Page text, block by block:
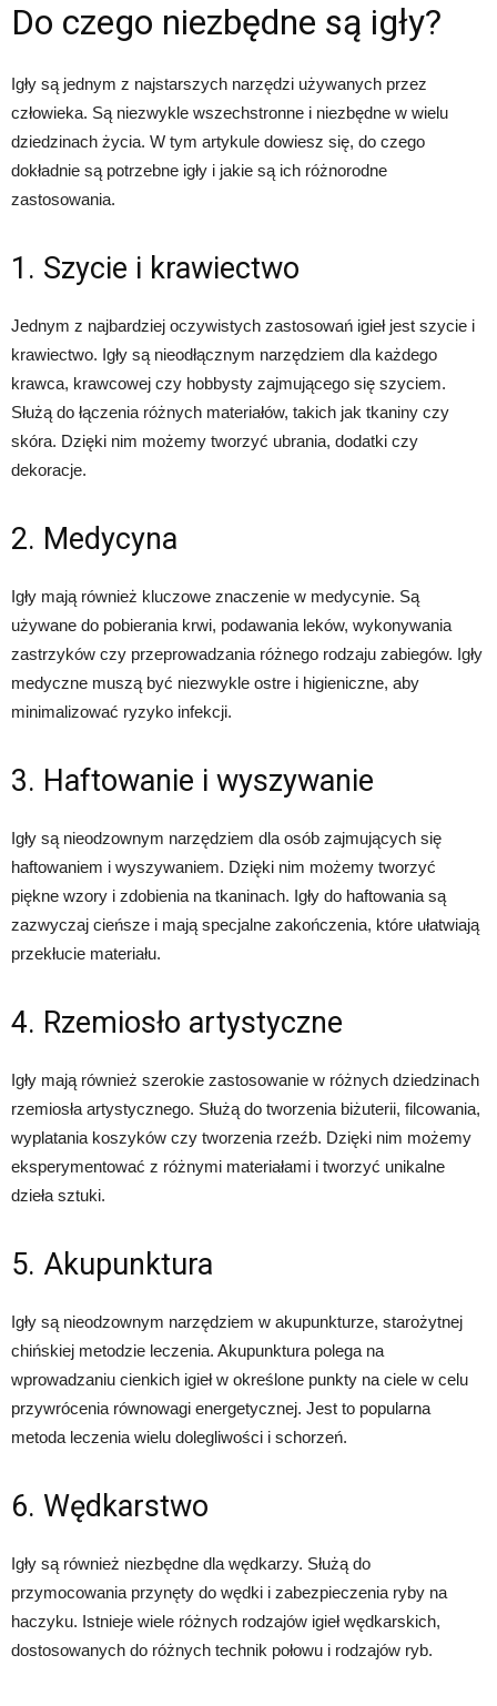
Do czego niezbędne są igły?
Igły są jednym z najstarszych narzędzi używanych przez
człowieka. Są niezwykle wszechstronne i niezbędne w wielu
dziedzinach życia. W tym artykule dowiesz się, do czego
dokładnie są potrzebne igły i jakie są ich różnorodne
zastosowania.
1. Szycie i krawiectwo
Jednym z najbardziej oczywistych zastosowań igieł jest szycie i
krawiectwo. Igły są nieodłącznym narzędziem dla każdego
krawca, krawcowej czy hobbysty zajmującego się szyciem.
Służą do łączenia różnych materiałów, takich jak tkaniny czy
skóra. Dzięki nim możemy tworzyć ubrania, dodatki czy
dekoracje.
2. Medycyna
Igły mają również kluczowe znaczenie w medycynie. Są
używane do pobierania krwi, podawania leków, wykonywania
zastrzyków czy przeprowadzania różnego rodzaju zabiegów. Igły
medyczne muszą być niezwykle ostre i higieniczne, aby
minimalizować ryzyko infekcji.
3. Haftowanie i wyszywanie
Igły są nieodzownym narzędziem dla osób zajmujących się
haftowaniem i wyszywaniem. Dzięki nim możemy tworzyć
piękne wzory i zdobienia na tkaninach. Igły do haftowania są
zazwyczaj cieńsze i mają specjalne zakończenia, które ułatwiają
przekłucie materiału.
4. Rzemiosło artystyczne
Igły mają również szerokie zastosowanie w różnych dziedzinach
rzemiosła artystycznego. Służą do tworzenia biżuterii, filcowania,
wyplatania koszyków czy tworzenia rzeźb. Dzięki nim możemy
eksperymentować z różnymi materiałami i tworzyć unikalne
dzieła sztuki.
5. Akupunktura
Igły są nieodzownym narzędziem w akupunkturze, starożytnej
chińskiej metodzie leczenia. Akupunktura polega na
wprowadzaniu cienkich igieł w określone punkty na ciele w celu
przywrócenia równowagi energetycznej. Jest to popularna
metoda leczenia wielu dolegliwości i schorzeń.
6. Wędkarstwo
Igły są również niezbędne dla wędkarzy. Służą do
przymocowania przynęty do wędki i zabezpieczenia ryby na
haczyku. Istnieje wiele różnych rodzajów igieł wędkarskich,
dostosowanych do różnych technik połowu i rodzajów ryb.